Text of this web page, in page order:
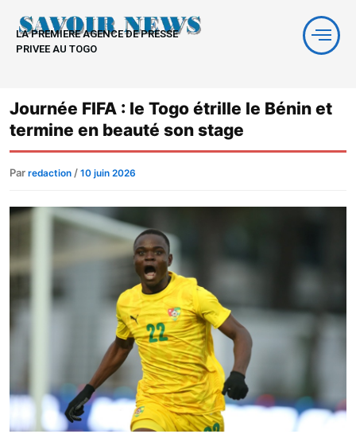
contenu
LA PREMIERE AGENCE DE PRESSE
PRIVEE AU TOGO
Journée FIFA : le Togo étrille le Bénin et
termine en beauté son stage
Par redaction / 10 juin 2026